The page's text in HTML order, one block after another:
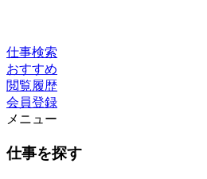
仕事検索
おすすめ
閲覧履歴
会員登録
メニュー
仕事を探す